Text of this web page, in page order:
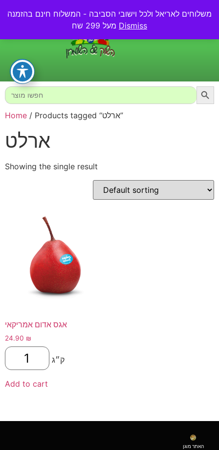
משלוחים לאריאל ולכל וישובי הסביבה - המשלוח חינם בהזמנה
Dismiss
0.00₪
Search
for:
Home / Products tagged “ארלט”
ארלט
Showing the single result
אגס אדום אמריקאי
24.90 ₪
ק״ג
Add to cart
האתר מוגן